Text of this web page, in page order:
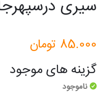
سیری
85.000 تومان
گزینه های موجود
ناموجود